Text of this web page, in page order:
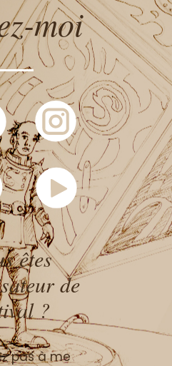
moi
êtes
de
?
pas à me